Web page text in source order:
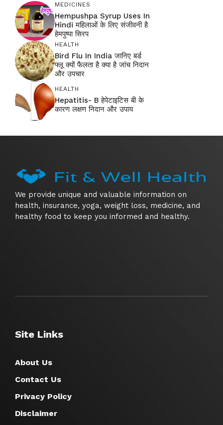
MEDICINES
Hempushpa Syrup Uses In
Hindi महिलाओं के लिए संजीवनी है
हेमपुष्पा सिरप
HEALTH
Bird Flu In India जानिए बर्ड
फ्लू क्यों फैलता है क्या है जांच निदान
और उपचार
HEALTH
Hepatitis- B हेपेटाइटिस बी के
कारण लक्षण निदान और उपाय
We provide unique and valuable information on
health, insurance, yoga, weight loss, medicine, and
healthy food to keep you informed and healthy.
Site Links
About Us
Contact Us
Privacy Policy
Disclaimer